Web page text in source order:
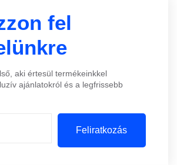
fel
aki értesül termékeinkkel
ajánlatokról és a legfrissebb
Feliratkozás